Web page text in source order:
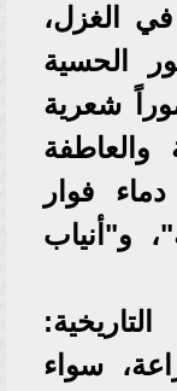
في الغزل،
الحسية
شعرية
والعاطفة
فوار
و"أنياب
سواء